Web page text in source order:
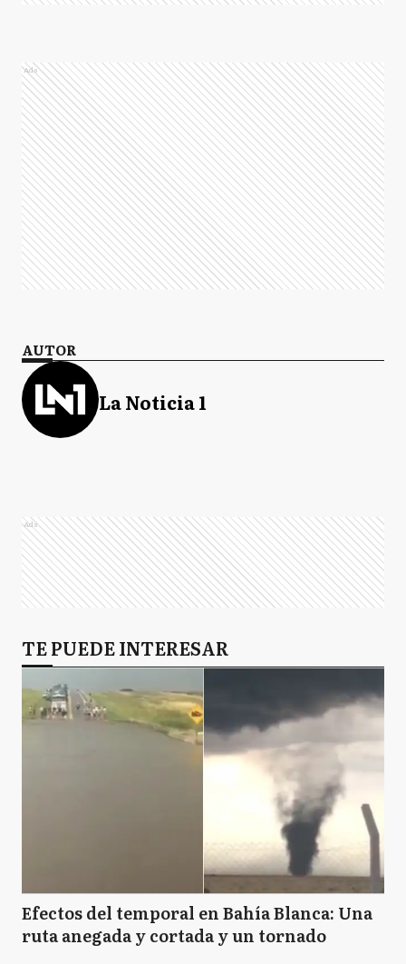
Ads
AUTOR
La Noticia 1
Ads
TE PUEDE INTERESAR
Efectos del temporal en Bahía Blanca: Una
ruta anegada y cortada y un tornado